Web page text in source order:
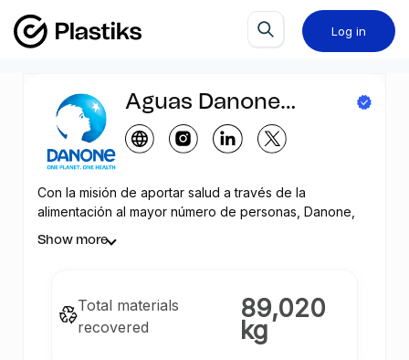
Log in
Aguas Danone
España
Con la misión de aportar salud a través de la
alimentación al mayor número de personas, Danone,
sostenibles, así como generar un impacto social y
Show more
Total materials
recovered
89,020
kg